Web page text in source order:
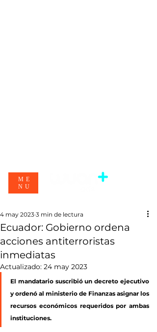
ME
NU
Ecuador: Gobierno ordena
acciones antiterroristas
inmediatas
4 may 2023 3 min de lectura
Actualizado: 24 may 2023
El mandatario suscribió un decreto ejecutivo
y ordenó al ministerio de Finanzas asignar los
recursos económicos requeridos por ambas
instituciones.